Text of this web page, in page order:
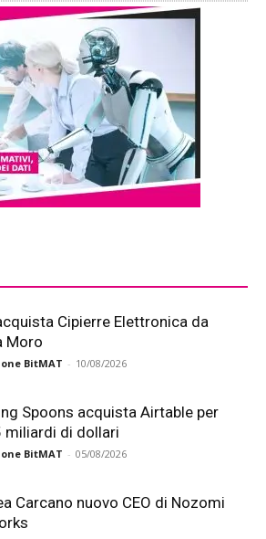
Cipierre Elettronica da
Moro
BitMAT - 10/08/2026
Spoons acquista Airtable per
miliardi di dollari
BitMAT - 05/08/2026
Carcano nuovo CEO di Nozomi